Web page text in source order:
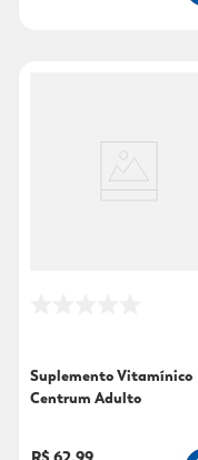
Suplemento Vitamínico
Centrum Adulto